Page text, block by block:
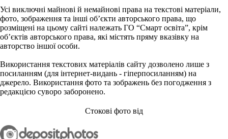
Усі виключні майнові й немайнові права на текстові матеріали,
фото, зображення та інші об’єкти авторського права, що
розміщені на цьому сайті належать ГО “Смарт освіта”, крім
об’єктів авторського права, які містять пряму вказівку на
авторство іншої особи.
Використання текстових матеріалів сайту дозволено лише з
посиланням (для інтернет-видань - гіперпосиланням) на
джерело. Використання фото та зображень без погодження з
редакцією суворо заборонено.
Стокові фото від